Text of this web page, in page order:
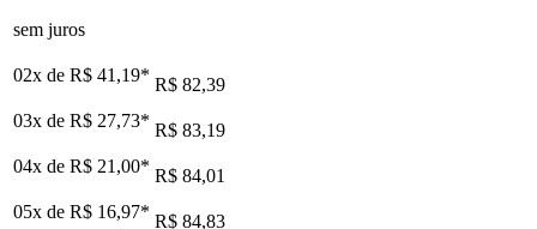
sem juros
02x de R$ 41,19* R$ 82,39
03x de R$ 27,73* R$ 83,19
04x de R$ 21,00* R$ 84,01
05x de R$ 16,97* R$ 84,83